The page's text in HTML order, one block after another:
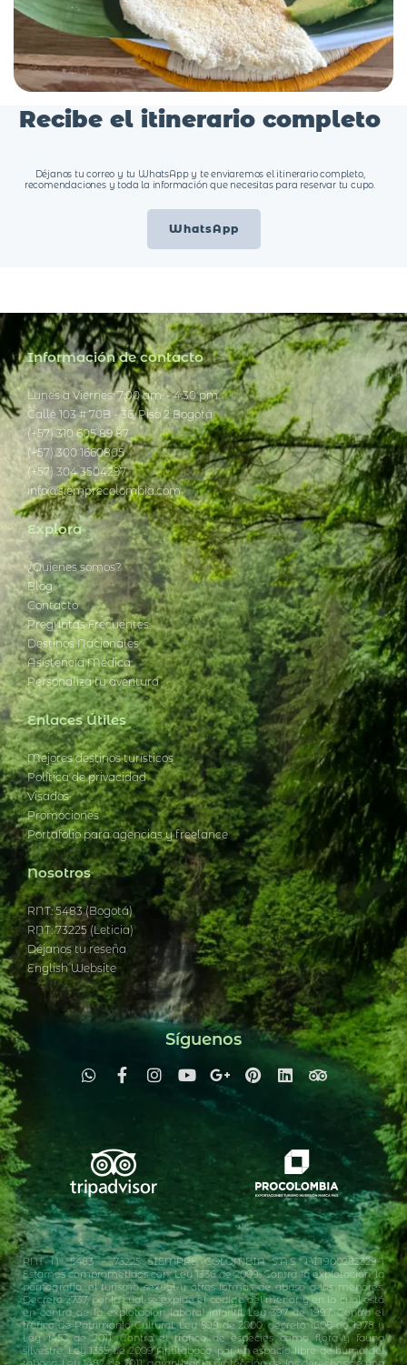
Recibe el itinerario completo
Déjanos tu correo y tu WhatsApp y te enviaremos el itinerario completo,
recomendaciones y toda la información que necesitas para reservar tu cupo.
WhatsApp
Información de contacto
Lunes a Viernes: 7:00 am. - 4:30 pm.
Calle 103 # 70B - 36, Piso 2 Bogotá
(+57) 310 605 89 87
(+57) 300 1660805
(+57) 304 3504297
info@siemprecolombia.com
Explora
¿Quienes somos?
Blog
Contacto
Preguntas Frecuentes
Destinos Nacionales
Asistencia Médica
Personaliza tu aventura
Enlaces Útiles
Mejores destinos turísticos
Política de privacidad
Visados
Promociones
Portafolio para agencias y freelance
Nosotros
RNT: 5483 (Bogotá)
RNT: 73225 (Leticia)
Déjanos tu reseña
English Website
Síguenos
RNT N° 5483 – 73225 SIEMPRE COLOMBIA S.A.S. NIT900282329-1
Estamos comprometidos con: Ley 1336 de 2009. Contra la explotación, la
pornografía, el turismo sexual y otras formas de abuso a los menores.
Decreto 2737, por la cual se expide el código del menor y en la cual está
en contra de la explotación laboral infantil. Ley 397 de 1997. Contra el
tráfico de Patrimonio Cultural. Ley 599 de 2000, decreto 1608 de 1978 y
Ley 1453 de 2011. Contra el tráfico de especies como flora y fauna
silvestre. Ley 1335 de 2009 Antitabaco, por un espacio libre de humo del